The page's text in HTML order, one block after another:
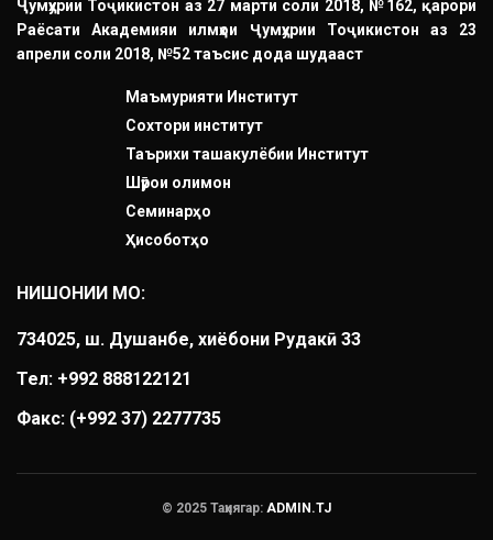
Ҷумҳурии Тоҷикистон аз 27 марти соли 2018, №162, қарори
Раёсати Академияи илмҳои Ҷумҳурии Тоҷикистон аз 23
апрели соли 2018, №52 таъсис дода шудааст
Маъмурияти Институт
Сохтори институт
Таърихи ташакулёбии Институт
Шӯрои олимон
Семинарҳо
Ҳисоботҳо
НИШОНИИ МО:
734025, ш. Душанбе, хиёбони Рудакӣ 33
Тел: +992 888122121
Факс: (+992 37) 2277735
© 2025 Таҳиягар: ADMIN.TJ